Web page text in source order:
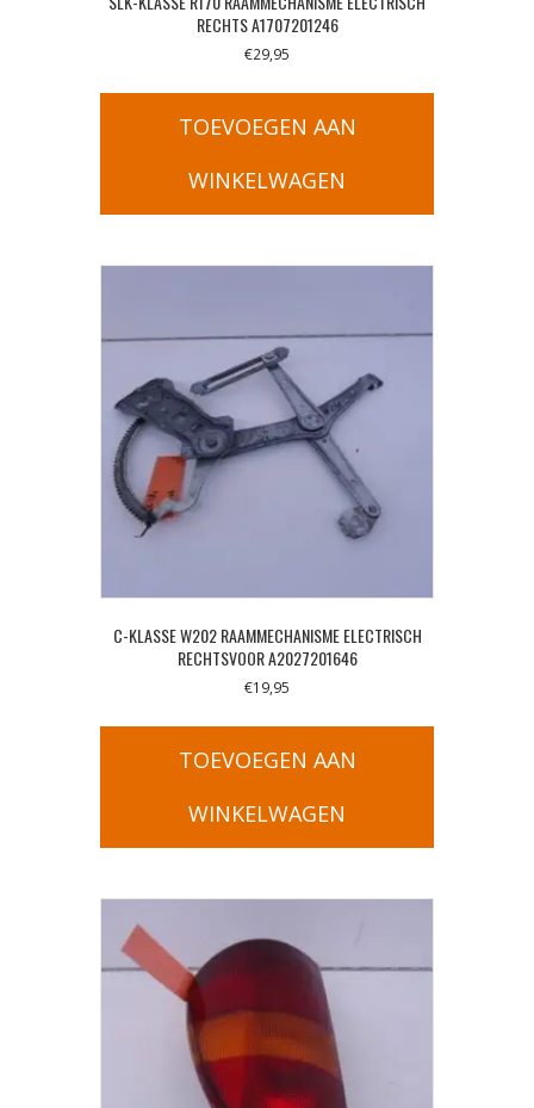
RECHTS A1707201246
€29,95
TOEVOEGEN AAN
WINKELWAGEN
C-KLASSE W202 RAAMMECHANISME ELECTRISCH
RECHTSVOOR A2027201646
€19,95
TOEVOEGEN AAN
WINKELWAGEN